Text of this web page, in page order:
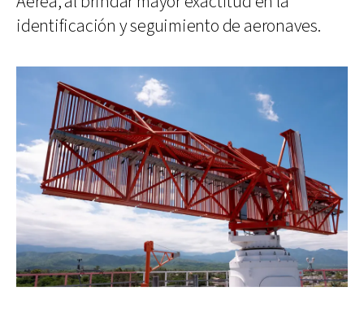
identificación y seguimiento de aeronaves.